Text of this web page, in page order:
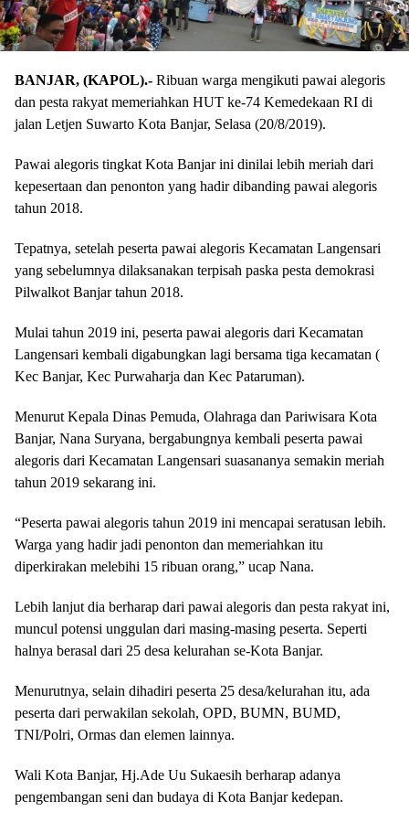
BANJAR, (KAPOL).- Ribuan warga mengikuti pawai alegoris
dan pesta rakyat memeriahkan HUT ke-74 Kemedekaan RI di
jalan Letjen Suwarto Kota Banjar, Selasa (20/8/2019).
Pawai alegoris tingkat Kota Banjar ini dinilai lebih meriah dari
kepesertaan dan penonton yang hadir dibanding pawai alegoris
tahun 2018.
Tepatnya, setelah peserta pawai alegoris Kecamatan Langensari
yang sebelumnya dilaksanakan terpisah paska pesta demokrasi
Pilwalkot Banjar tahun 2018.
Mulai tahun 2019 ini, peserta pawai alegoris dari Kecamatan
Langensari kembali digabungkan lagi bersama tiga kecamatan (
Kec Banjar, Kec Purwaharja dan Kec Pataruman).
Menurut Kepala Dinas Pemuda, Olahraga dan Pariwisara Kota
Banjar, Nana Suryana, bergabungnya kembali peserta pawai
alegoris dari Kecamatan Langensari suasananya semakin meriah
tahun 2019 sekarang ini.
“Peserta pawai alegoris tahun 2019 ini mencapai seratusan lebih.
Warga yang hadir jadi penonton dan memeriahkan itu
diperkirakan melebihi 15 ribuan orang,” ucap Nana.
Lebih lanjut dia berharap dari pawai alegoris dan pesta rakyat ini,
muncul potensi unggulan dari masing-masing peserta. Seperti
halnya berasal dari 25 desa kelurahan se-Kota Banjar.
Menurutnya, selain dihadiri peserta 25 desa/kelurahan itu, ada
peserta dari perwakilan sekolah, OPD, BUMN, BUMD,
TNI/Polri, Ormas dan elemen lainnya.
Wali Kota Banjar, Hj.Ade Uu Sukaesih berharap adanya
pengembangan seni dan budaya di Kota Banjar kedepan.